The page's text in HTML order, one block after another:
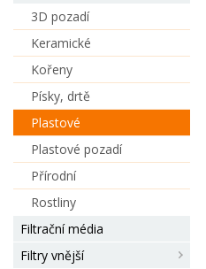
3D pozadí
Keramické
Kořeny
Písky, drtě
Plastové
Plastové pozadí
Přírodní
Rostliny
Filtrační média
Filtry vnější